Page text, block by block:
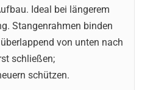
Ideal bei längerem
Stangenrahmen binden
von unten nach
schließen;
schützen.